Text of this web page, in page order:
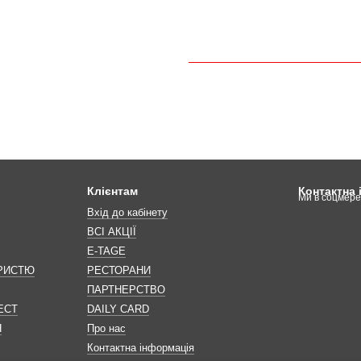
Клієнтам
Вхід до кабінету
ВСІ АКЦІЇ
E-TAGE
РЕСТОРАНИ
ПАРТНЕРСТВО
DAILY CARD
Про нас
Контактна інформація
Контактна
Ми в